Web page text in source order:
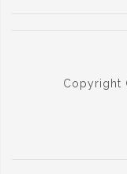
Copyright